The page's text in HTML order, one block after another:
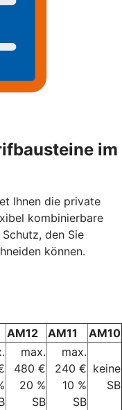
im
Ihnen die private
kombinierbare
den Sie
können.
AM12 AM11
AM10
max.
480 €
20 %
SB
max.
240 €
10 %
SB
keine
SB